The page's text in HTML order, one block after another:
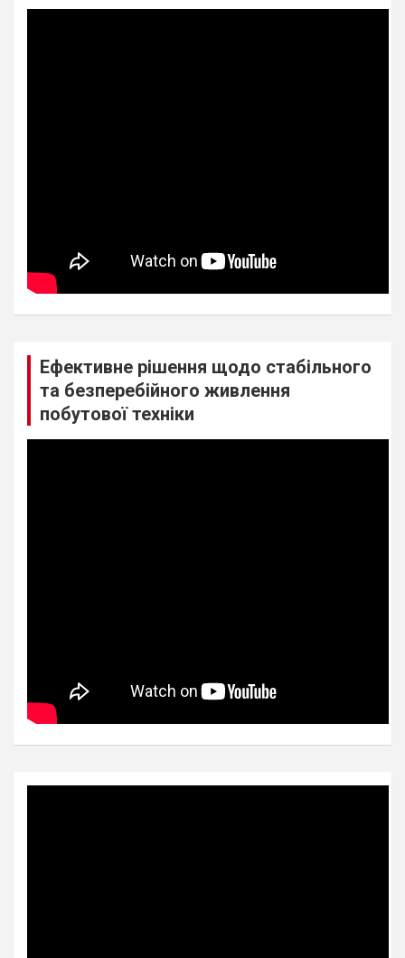
Ефективне рішення щодо стабільного
та безперебійного живлення
побутової техніки